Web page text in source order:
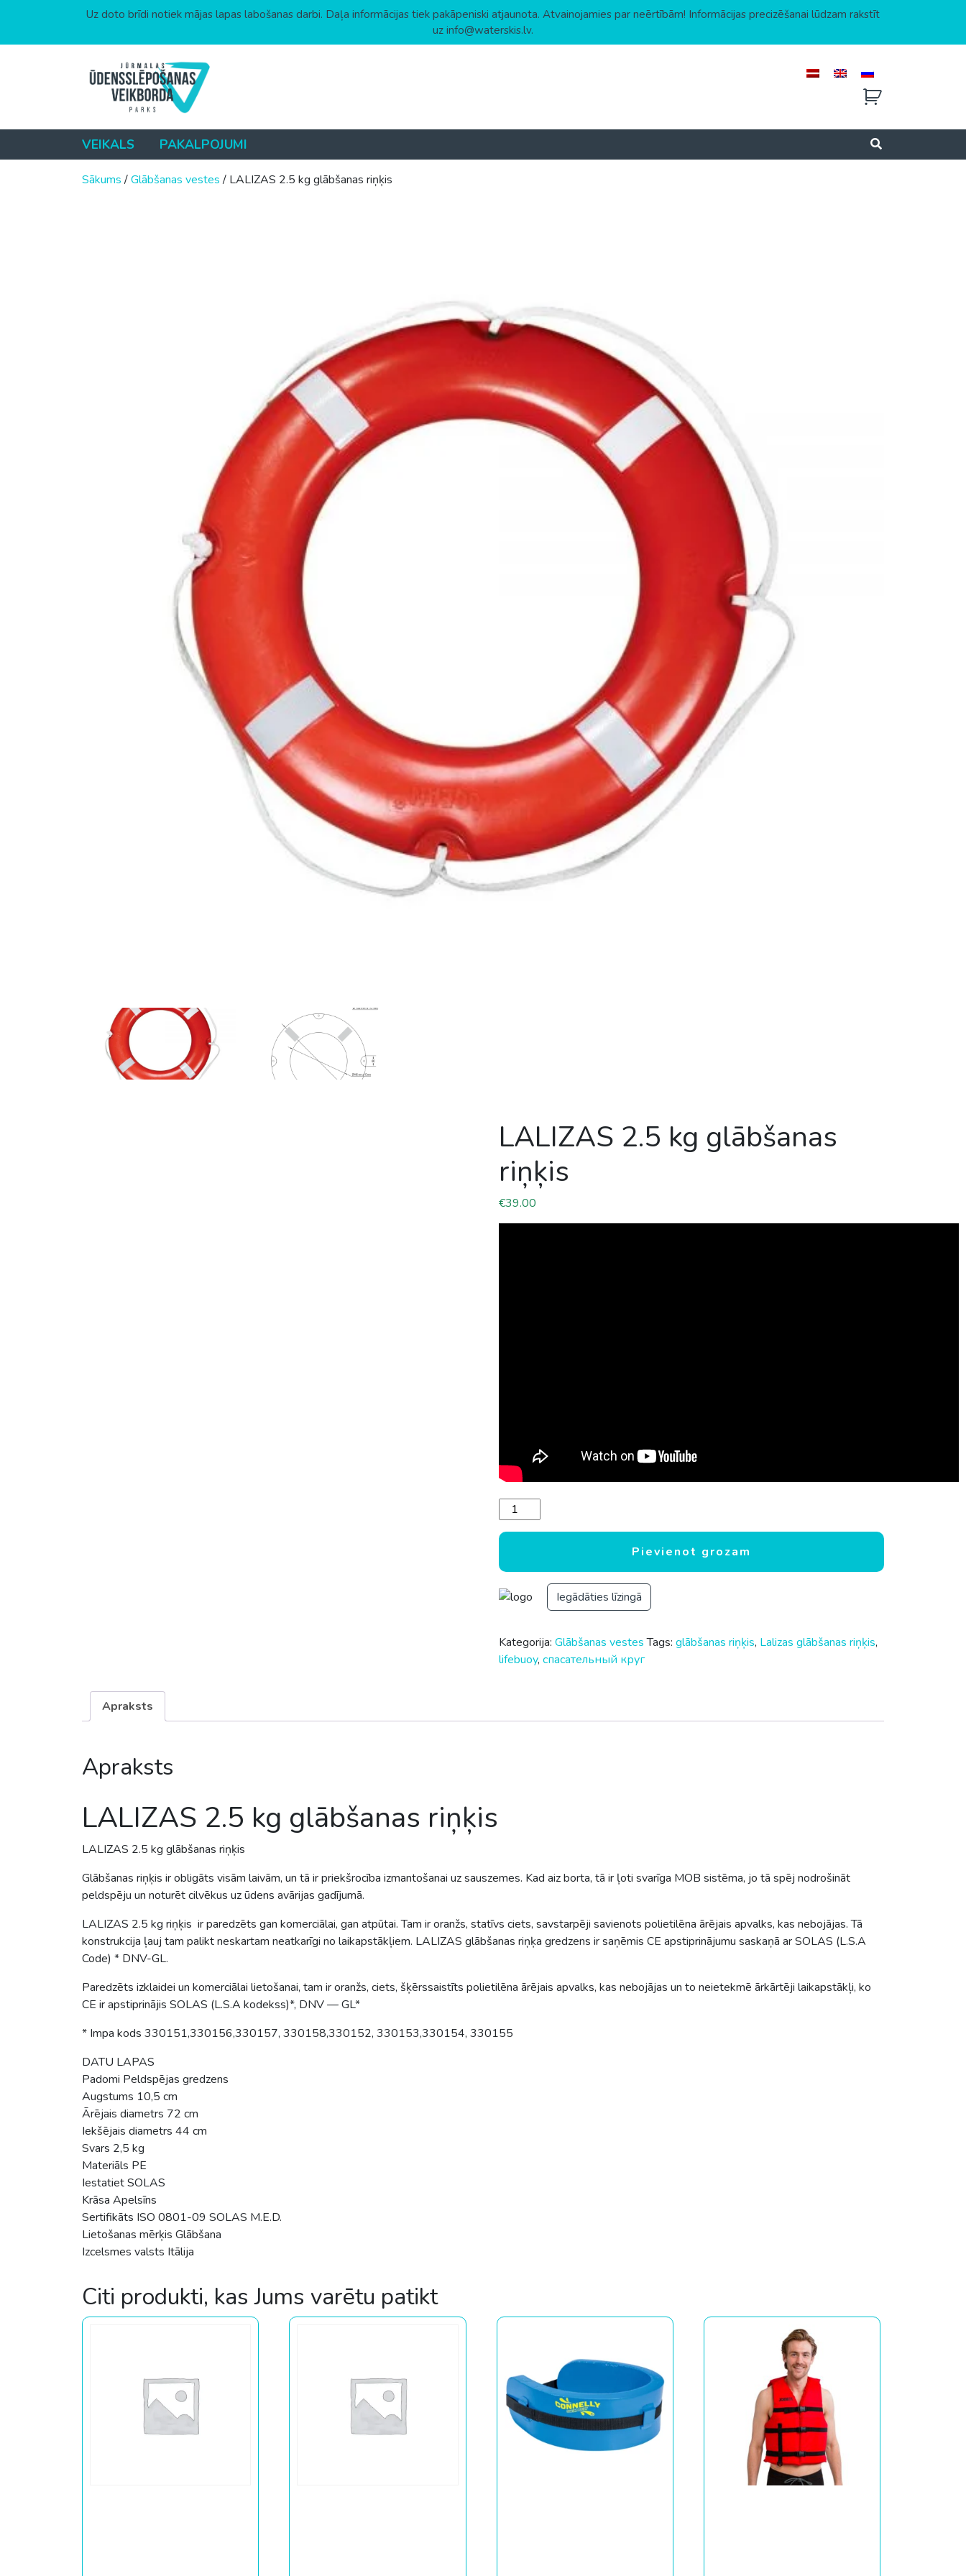
Uz doto brīdi notiek mājas lapas labošanas darbi. Daļa informācijas tiek pakāpeniski atjaunota. Atvainojamies par neērtībām! Informācijas precizēšanai lūdzam rakstīt
uz info@waterskis.lv.
VEIKALS PAKALPOJUMI
Sākums/Glābšanas vestes/ LALIZAS 2.5 kg glābšanas riņķis
LALIZAS 2.5 kg glābšanas
riņķis
€39.00
LALIZAS 2.5 kg glābšanas riņķis daudzums
Pievienot grozam
Iegādāties līzingā
Kategorija:Glābšanas vestes Tags:glābšanas riņķis, Lalizas glābšanas riņķis,
lifebuoy,спасательный круг
Apraksts
Apraksts
LALIZAS 2.5 kg glābšanas riņķis
LALIZAS 2.5 kg glābšanas riņķis
Glābšanas riņķis ir obligāts visām laivām, un tā ir priekšrocība izmantošanai uz sauszemes. Kad aiz borta, tā ir ļoti svarīga MOB sistēma, jo tā spēj nodrošināt
peldspēju un noturēt cilvēkus uz ūdens avārijas gadījumā.
LALIZAS 2.5 kg riņķis ir paredzēts gan komerciālai, gan atpūtai. Tam ir oranžs, statīvs ciets, savstarpēji savienots polietilēna ārējais apvalks, kas nebojājas. Tā
konstrukcija ļauj tam palikt neskartam neatkarīgi no laikapstākļiem. LALIZAS glābšanas riņķa gredzens ir saņēmis CE apstiprinājumu saskaņā ar SOLAS (L.S.A
Code) * DNV-GL.
Paredzēts izklaidei un komerciālai lietošanai, tam ir oranžs, ciets, šķērssaistīts polietilēna ārējais apvalks, kas nebojājas un to neietekmē ārkārtēji laikapstākļi, ko
CE ir apstiprinājis SOLAS (L.S.A kodekss)*, DNV — GL*
* Impa kods 330151,330156,330157, 330158,330152, 330153,330154, 330155
DATU LAPAS
Padomi Peldspējas gredzens
Augstums 10,5 cm
Ārējais diametrs 72 cm
Iekšējais diametrs 44 cm
Svars 2,5 kg
Materiāls PE
Iestatiet SOLAS
Krāsa Apelsīns
Sertifikāts ISO 0801-09 SOLAS M.E.D.
Lietošanas mērķis Glābšana
Izcelsmes valsts Itālija
Citi produkti, kas Jums varētu patikt